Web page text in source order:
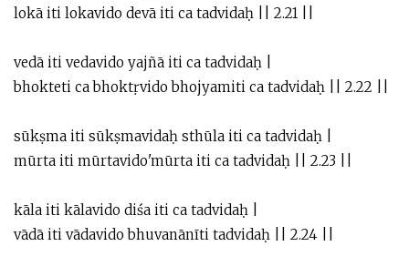
lokā iti lokavido devā iti ca tadvidaḥ || 2.21 ||
vedā iti vedavido yajñā iti ca tadvidaḥ |
bhokteti ca bhoktṛvido bhojyamiti ca tadvidaḥ || 2.22 ||
sūkṣma iti sūkṣmavidaḥ sthūla iti ca tadvidaḥ |
mūrta iti mūrtavido'mūrta iti ca tadvidaḥ || 2.23 ||
kāla iti kālavido diśa iti ca tadvidaḥ |
vādā iti vādavido bhuvanānīti tadvidaḥ || 2.24 ||